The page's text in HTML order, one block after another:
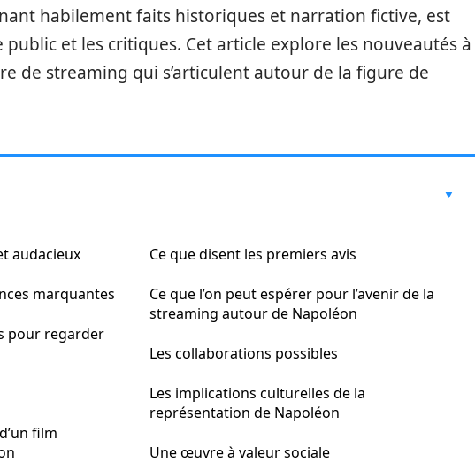
habilement faits historiques et narration fictive, est
et les critiques. Cet article explore les nouveautés à
de streaming qui s’articulent autour de la figure de
audacieux
marquantes
pour regarder
film
Ce que disent les premiers avis
Ce que l’on peut espérer pour l’avenir de la
streaming autour de Napoléon
Les collaborations possibles
Les implications culturelles de la
représentation de Napoléon
Une œuvre à valeur sociale